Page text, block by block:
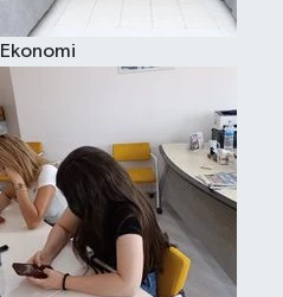
Ekonomi